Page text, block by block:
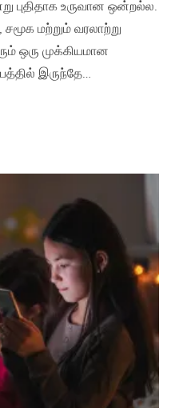
புதிதாக உருவான ஒன்றல்ல.
மற்றும் வரலாற்று
ஒரு முக்கியமான
இருந்தே…